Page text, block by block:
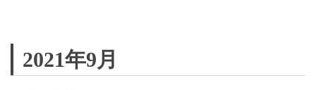
組織図
2021年9月